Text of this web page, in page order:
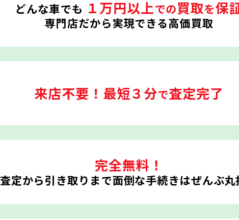
どんな車でも １万円以上での買取を保
専門店だから実現できる高価買取
来店不要！ 最短３分で査定完了
完全無料！
査定から引き取りまで面倒な手続きはぜんぶ